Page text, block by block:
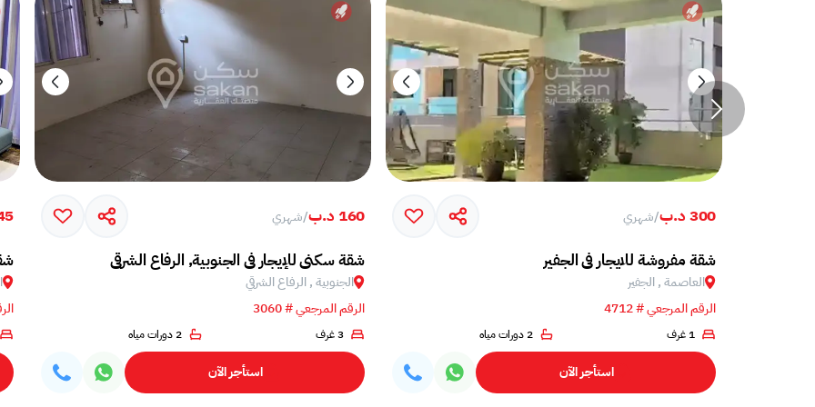
300 د.ب /شهري
شقة مفروشة للايجار في الجفير
العاصمة , الجفير
الرقم المرجعي # 4712
1 غرف 2 دورات مياه
استأجر الآن
160 د.ب /شهري
شقة سكني للإيجار في الجنوبية, الرفاع الشرقي
الجنوبية , الرفاع الشرقي
الرقم المرجعي # 3060
3 غرف 2 دورات مياه
استأجر الآن
45